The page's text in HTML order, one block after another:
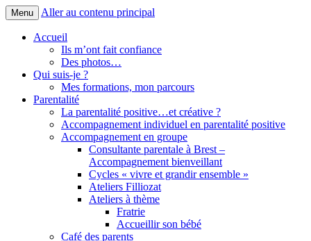
Pascale Thoby
Menu Aller au contenu principal
Accueil
Ils m’ont fait confiance
Des photos…
Qui suis-je ?
Mes formations, mon parcours
Parentalité
La parentalité positive…et créative ?
Accompagnement individuel en parentalité positive
Accompagnement en groupe
Consultante parentale à Brest –
Accompagnement bienveillant
Cycles « vivre et grandir ensemble »
Ateliers Filliozat
Ateliers à thème
Fratrie
Accueillir son bébé
Café des parents